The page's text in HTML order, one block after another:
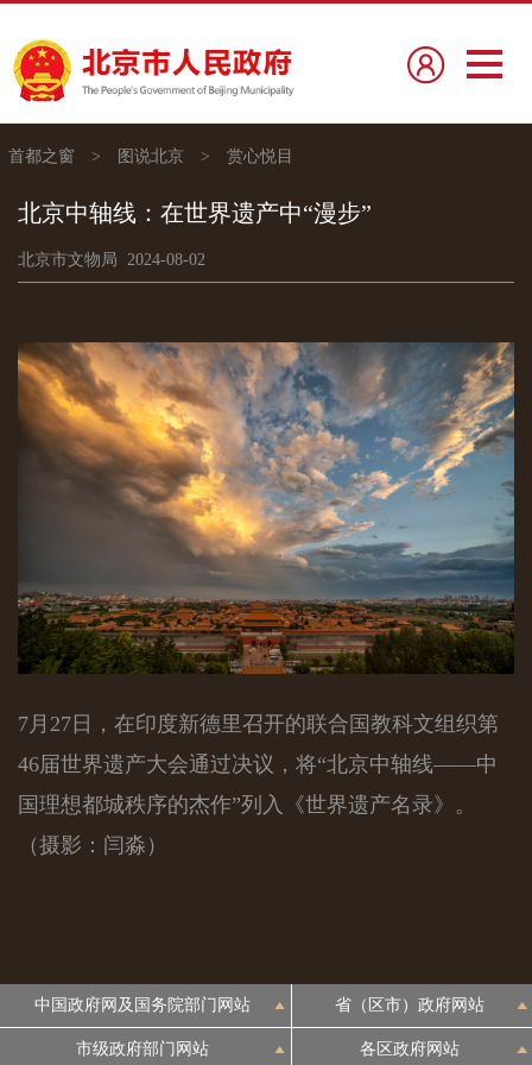
首都之窗 > 图说北京 > 赏心悦目
北京中轴线：在世界遗产中“漫步”
北京市文物局 2024-08-02
7月27日，在印度新德里召开的联合国教科文组织第
46届世界遗产大会通过决议，将“北京中轴线——中
国理想都城秩序的杰作”列入《世界遗产名录》。
（摄影：闫淼）
中国政府网及国务院部门网站 省（区市）政府网站
市级政府部门网站 各区政府网站